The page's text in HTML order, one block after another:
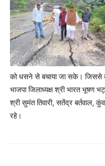
को धसने से बचाया जा सके। जिससे
भाजपा जिलाध्यक्ष श्री भारत भूषण
श्री सुमंत तिवारी, सतेंद्र बर्तवाल,
रहे।